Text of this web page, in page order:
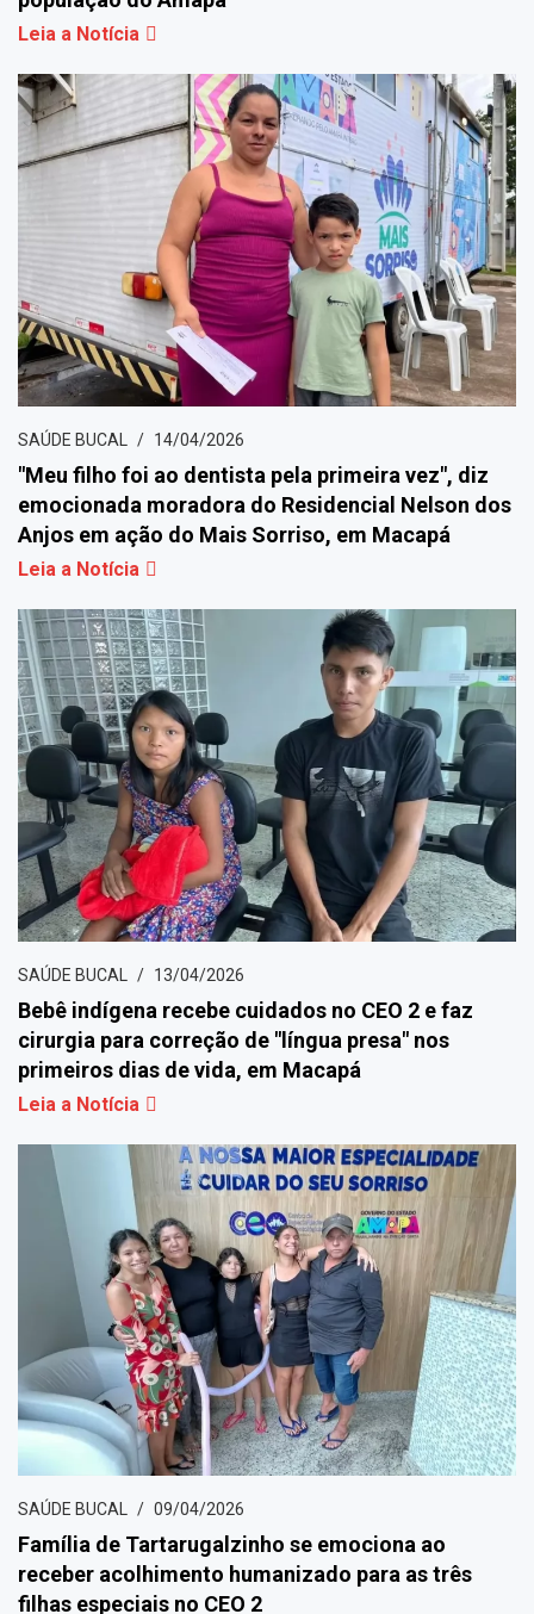
Leia a Notícia
SAÚDE BUCAL 14/04/2026
"Meu filho foi ao dentista pela primeira vez", diz
emocionada moradora do Residencial Nelson dos
Anjos em ação do Mais Sorriso, em Macapá
Leia a Notícia
SAÚDE BUCAL 13/04/2026
Bebê indígena recebe cuidados no CEO 2 e faz
cirurgia para correção de "língua presa" nos
primeiros dias de vida, em Macapá
Leia a Notícia
SAÚDE BUCAL 09/04/2026
Família de Tartarugalzinho se emociona ao
receber acolhimento humanizado para as três
filhas especiais no CEO 2